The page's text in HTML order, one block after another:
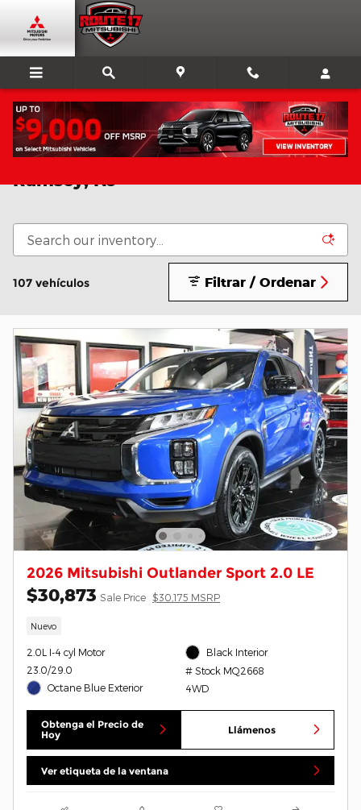
Saltar al contenido principal
Vehículos Nuevos y Usados en
Ramsey, NJ
107 vehículos Filtrar / Ordenar
2026 Mitsubishi Outlander Sport 2.0 LE
$30,873 Sale Price $30,175 MSRP
Nuevo
2.0L I-4 cyl Motor
23.0/29.0
Octane Blue Exterior
Black Interior
# Stock MQ2668
4WD
Obtenga el Precio de
Hoy
Llámenos
Ver etiqueta de la ventana